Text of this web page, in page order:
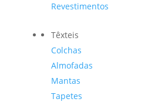
Revestimentos
Têxteis
Colchas
Almofadas
Mantas
Tapetes